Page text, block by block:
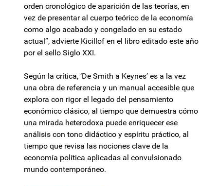
orden cronológico de aparición de las teorías, en
vez de presentar al cuerpo teórico de la economía
como algo acabado y congelado en su estado
actual”, advierte Kicillof en el libro editado este año
por el sello Siglo XXI.
Según la crítica, ‘De Smith a Keynes’ es a la vez
una obra de referencia y un manual accesible que
explora con rigor el legado del pensamiento
económico clásico, al tiempo que demuestra cómo
una mirada heterodoxa puede enriquecer ese
análisis con tono didáctico y espíritu práctico, al
tiempo que revisa las nociones clave de la
economía política aplicadas al convulsionado
mundo contemporáneo.